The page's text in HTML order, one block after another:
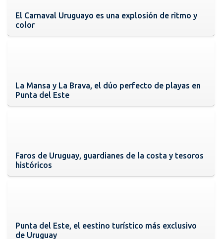
El Carnaval Uruguayo es una explosión de ritmo y
color
La Mansa y La Brava, el dúo perfecto de playas en
Punta del Este
Faros de Uruguay, guardianes de la costa y tesoros
históricos
Punta del Este, el eestino turístico más exclusivo
de Uruguay